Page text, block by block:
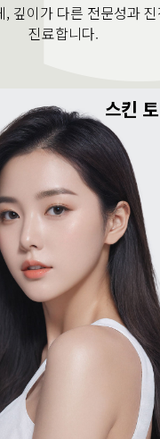
, 깊이가 다른 전문성과
진료합니다.
스킨